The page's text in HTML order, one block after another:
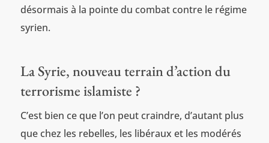
désormais à la pointe du combat contre le régime
syrien.
La Syrie, nouveau terrain d’action du
terrorisme islamiste ?
C’est bien ce que l’on peut craindre, d’autant plus
que chez les rebelles, les libéraux et les modérés